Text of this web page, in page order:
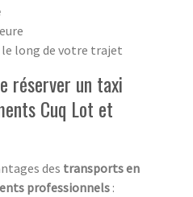
long de votre trajet
réserver un taxi
Cuq Lot et
des transports en
professionnels :